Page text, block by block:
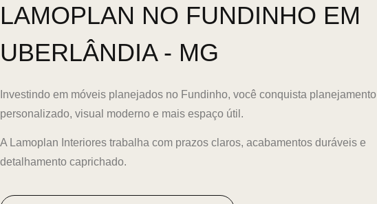
LAMOPLAN NO FUNDINHO EM
UBERLÂNDIA - MG
Investindo em móveis planejados no Fundinho, você conquista planejamento
personalizado, visual moderno e mais espaço útil.
A Lamoplan Interiores trabalha com prazos claros, acabamentos duráveis e
detalhamento caprichado.